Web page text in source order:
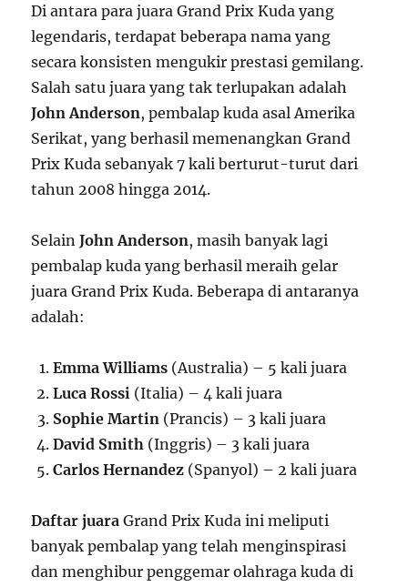
Di antara para juara Grand Prix Kuda yang
legendaris, terdapat beberapa nama yang
secara konsisten mengukir prestasi gemilang.
Salah satu juara yang tak terlupakan adalah
John Anderson, pembalap kuda asal Amerika
Serikat, yang berhasil memenangkan Grand
Prix Kuda sebanyak 7 kali berturut-turut dari
tahun 2008 hingga 2014.
SelainJohn Anderson, masih banyak lagi
pembalap kuda yang berhasil meraih gelar
juara Grand Prix Kuda. Beberapa di antaranya
adalah:
Emma Williams (Australia) – 5 kali juara
Luca Rossi (Italia) – 4 kali juara
Sophie Martin (Prancis) – 3 kali juara
David Smith (Inggris) – 3 kali juara
Carlos Hernandez (Spanyol) – 2 kali juara
Daftar juara Grand Prix Kuda ini meliputi
banyak pembalap yang telah menginspirasi
dan menghibur penggemar olahraga kuda di